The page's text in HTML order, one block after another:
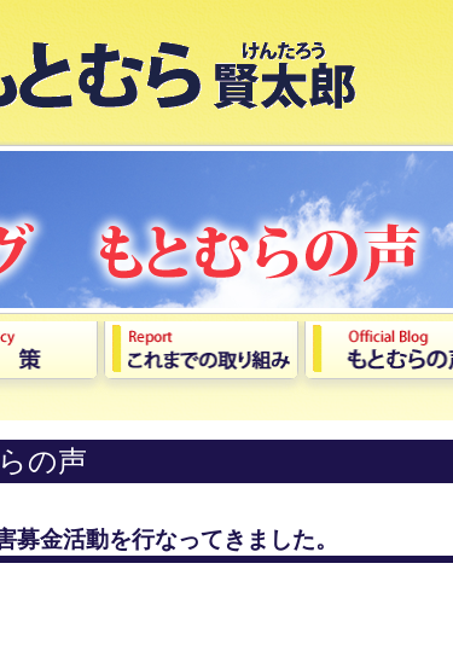
の声
募金活動を行なってきました。